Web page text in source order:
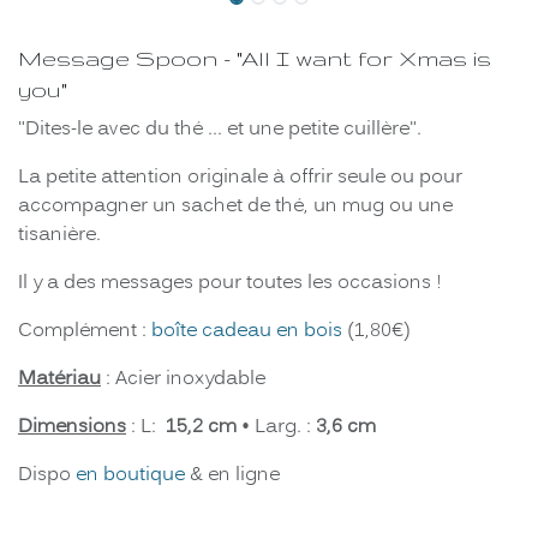
Message Spoon - "All I want for Xmas is
you"
"Dites-le avec du thé ... et une petite cuillère".
La petite attention originale à offrir seule ou pour
accompagner un sachet de thé, un mug ou une
tisanière.
Il y a des messages pour toutes les occasions !
Complément : boîte cadeau en bois (1,80€)
Matériau : Acier inoxydable
Dimensions : L: 15,2 cm • Larg. : 3,6 cm
Dispo en boutique & en ligne